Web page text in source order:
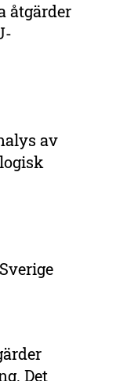
åtgärder
av
Det